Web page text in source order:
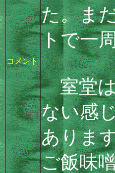
コメント
た。ま
トで一
室堂は
ない感
ありま
ご飯味